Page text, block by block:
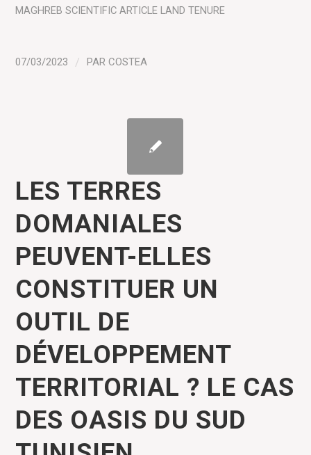
MAGHREB SCIENTIFIC ARTICLE LAND TENURE
07/03/2023 / PARCOSTEA
LES TERRES
DOMANIALES
PEUVENT-ELLES
CONSTITUER UN
OUTIL DE
DÉVELOPPEMENT
TERRITORIAL ? LE CAS
DES OASIS DU SUD